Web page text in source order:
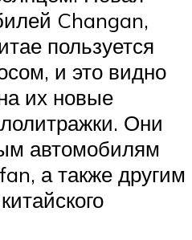
Changan,
пользуется
и это видно
их новые
Они
автомобилям
а также другим